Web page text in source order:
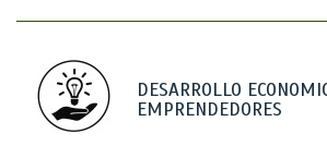
DESARROLLO
EMPRENDEDORES